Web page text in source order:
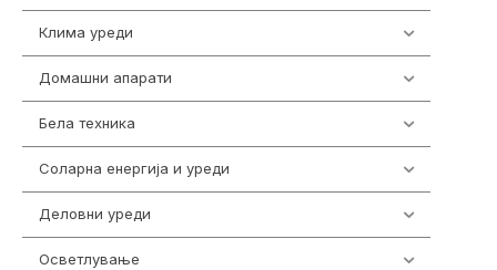
Клима уреди
Домашни апарати
Бела техника
Соларна енергија и уреди
Деловни уреди
Осветлување